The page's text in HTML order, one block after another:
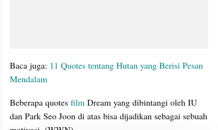
Baca juga: 11 Quotes tentang Hutan yang Berisi Pesan
Mendalam
Beberapa quotes film Dream yang dibintangi oleh IU
dan Park Seo Joon di atas bisa dijadikan sebagai sebuah